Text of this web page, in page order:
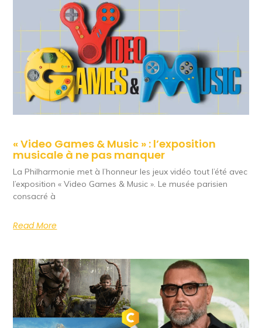
« Video Games & Music » : l’exposition
musicale à ne pas manquer
La Philharmonie met à l’honneur les jeux vidéo tout l’été avec
l’exposition « Video Games & Music ». Le musée parisien
consacré à
Read More